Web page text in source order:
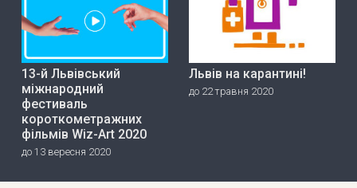
13-й Львівський
міжнародний
фестиваль
короткометражних
фільмів Wiz-Art 2020
до 13 вересня 2020
Львів на карантині!
до 22 травня 2020